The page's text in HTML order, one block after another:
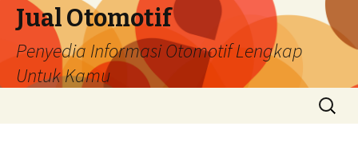
Jual Otomotif
Penyedia Informasi Otomotif Lengkap
Untuk Kamu
Search
for: